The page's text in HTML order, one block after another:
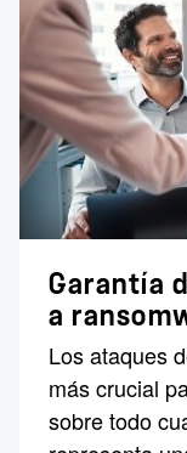
Garantía
a
Los ataques
más crucial
sobre todo